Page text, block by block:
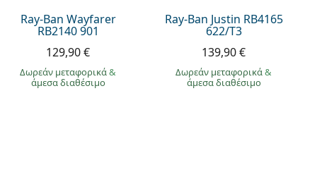
Ray-Ban Wayfarer
RB2140 901
129,90 €
Δωρεάν μεταφορικά&
άμεσα διαθέσιμο
Ray-Ban Justin RB4165
622/T3
139,90 €
Δωρεάν μεταφορικά&
άμεσα διαθέσιμο